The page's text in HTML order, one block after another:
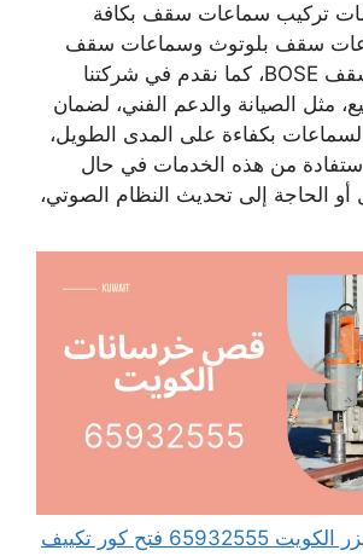
تركيب سماعات سقف بكافة
سقف بلوتوث وسماعات سقف
JPL وسماعات سقف BOSE، كما نقدم في شركتنا
مثل الصيانة والدعم الفني، لضمان
بكفاءة على المدى الطويل،
من هذه الخدمات في حال
الحاجة إلى تحديث النظام الصوتي،
فتح كور تكييف